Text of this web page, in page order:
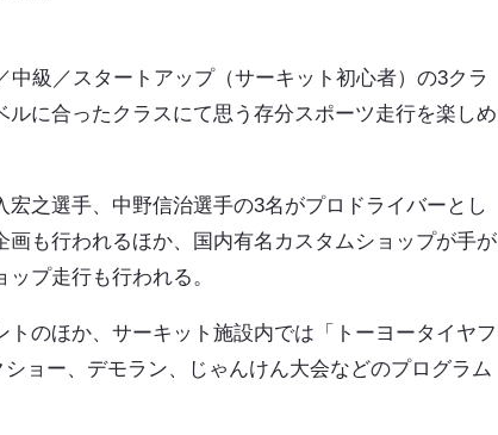
級／スタートアップ（サーキット初心者）の3クラ
ルに合ったクラスにて思う存分スポーツ走行を楽しめ
宏之選手、中野信治選手の3名がプロドライバーとし
も行われるほか、国内有名カスタムショップが手が
プ走行も行われる。
のほか、サーキット施設内では 「トーヨータイヤフ
ショー、デモラン、じゃんけん大会などのプログラム